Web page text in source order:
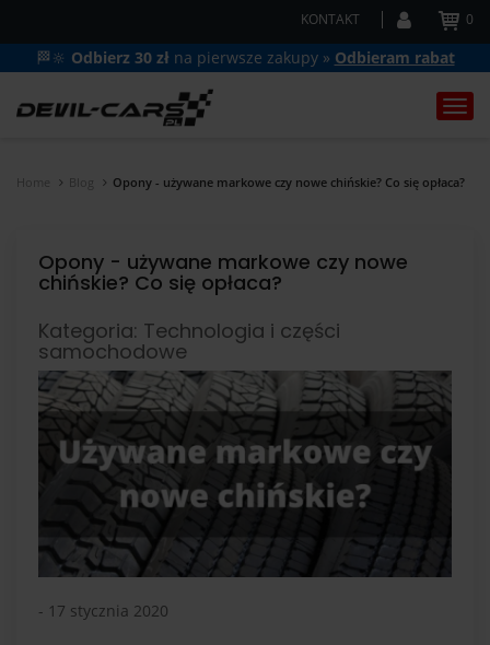
KONTAKT 0
🏁🔆 Odbierz 30 zł na pierwsze zakupy » Odbieram rabat
Home Blog Opony - używane markowe czy nowe chińskie? Co się opłaca?
Opony - używane markowe czy nowe
chińskie? Co się opłaca?
Kategoria: Technologia i części
samochodowe
- 17 stycznia 2020